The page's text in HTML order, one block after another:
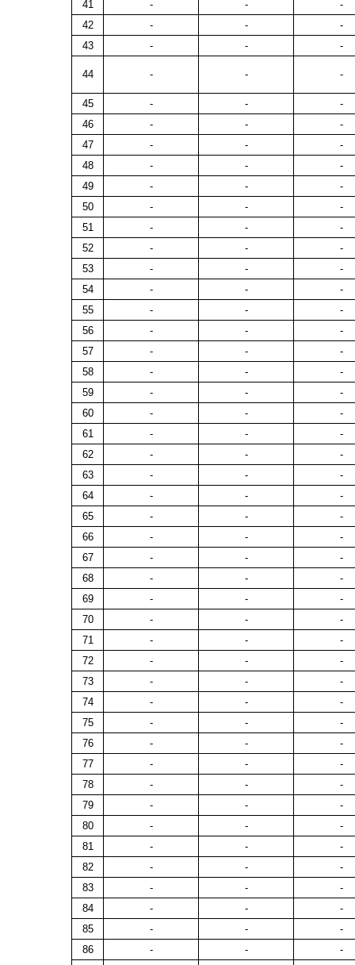
41
- -
-
42
- -
-
43
- - -
44 - - -
45 - -
-
46
- -
-
47
- -
-
48
- -
-
49
- -
-
50
- -
-
51
- -
-
52
- -
-
53
- -
-
54
- -
-
55
- -
-
56
- -
-
57
- -
-
58
- -
-
59
- -
-
60
- -
-
61
- -
-
62
- -
-
63
- -
-
64
- -
-
65
- -
-
66
- -
-
67
- -
-
68
- -
-
69
- -
-
70
- -
-
71
- -
-
72
- -
-
73
- -
-
74
- -
-
75
- -
-
76
- -
-
77
- -
-
78
- -
-
79
- -
-
80
- -
-
81
- -
-
82
- -
-
83
- -
-
84
- -
-
85
- -
-
86
- -
-